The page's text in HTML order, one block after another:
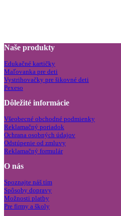
Naše produkty
Edukačné kartičky
Maľovanka pre deti
Vystrihovačky pre šikovné deti
Pexeso
Dôležité informácie
Všeobecné obchodné podmienky
Reklamačný poriadok
Ochrana osobných údajov
Odstúpenie od zmluvy
Reklamačný formulár
O nás
Spoznajte náš tím
Spôsoby dopravy
Možnosti platby
Pre firmy a školy